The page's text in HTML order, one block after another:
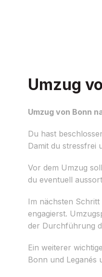
Umzug
Umzug von Bonn
Du hast
Damit du stressfrei
Vor dem Umzug
du eventuell
Im nächsten
engagierst.
der Durchführung
Ein weiterer
Bonn und Leganés